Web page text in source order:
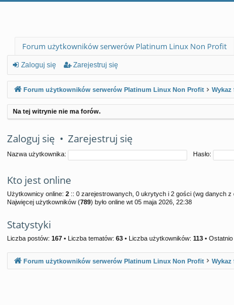
Forum użytkowników serwerów Platinum Linux Non Profit
Zaloguj się Zarejestruj się
Forum użytkowników serwerów Platinum Linux Non Profit Wykaz
Na tej witrynie nie ma forów.
Zaloguj się • Zarejestruj się
Nazwa użytkownika: Hasło:
Kto jest online
Użytkownicy online: 2 :: 0 zarejestrowanych, 0 ukrytych i 2 gości (wg danych z
Najwięcej użytkowników (789) było online wt 05 maja 2026, 22:38
Statystyki
Liczba postów: 167 • Liczba tematów: 63 • Liczba użytkowników: 113 •
Forum użytkowników serwerów Platinum Linux Non Profit Wykaz